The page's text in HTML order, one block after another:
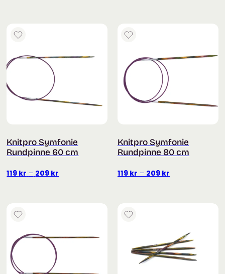
Knitpro Symfonie
Rundpinne 60 cm
119 kr – 209 kr
Knitpro Symfonie
Rundpinne 80 cm
119 kr – 209 kr